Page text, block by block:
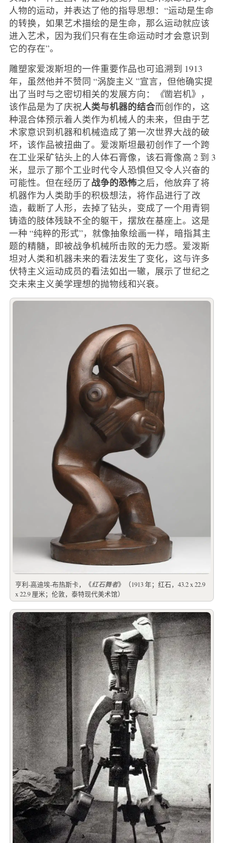
人物的运动，并表达了他的指导思想：“运动是生命
的转换，如果艺术描绘的是生命，那么运动就应该
进入艺术，因为我们只有在生命运动时才会意识到
它的存在”。
雕塑家爱泼斯坦的一件重要作品也可追溯到 1913
年，虽然他并不赞同 “涡旋主义 ”宣言，但他确实提
出了当时与之密切相关的发展方向：
《凿岩机》，
该作品是为了庆祝人类与机器的结合而创作的，这
种混合体预示着人类作为机械人的未来，但由于艺
术家意识到机器和机械造成了第一次世界大战的破
坏，该作品被扭曲了。爱泼斯坦最初创作了一个跨
在工业采矿钻头上的人体石膏像，该石膏像高 2 到 3
米，显示了那个工业时代令人恐惧但又令人兴奋的
可能性。但在经历了战争的恐怖之后，他放弃了将
机器作为人类助手的积极想法，将作品进行了改
造，截断了人形，去掉了钻头，变成了一个用青铜
铸造的肢体残缺不全的躯干，摆放在基座上。这是
一种 “纯粹的形式”，就像抽象绘画一样，暗指其主
题的精髓，即被战争机械所击败的无力感。爱泼斯
坦对人类和机器未来的看法发生了变化，这与许多
伏特主义运动成员的看法如出一辙，展示了世纪之
交未来主义美学理想的抛物线和兴衰。
亨利-高迪埃-布热斯卡，《红石舞者》（1913 年；红石，43.2 x 22.9
x 22.9 厘米；伦敦，泰特现代美术馆）